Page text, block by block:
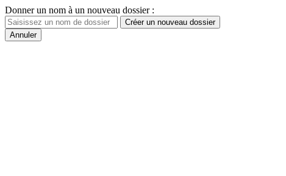
Donner un nom à un nouveau dossier :
Créer un nouveau dossier
Annuler